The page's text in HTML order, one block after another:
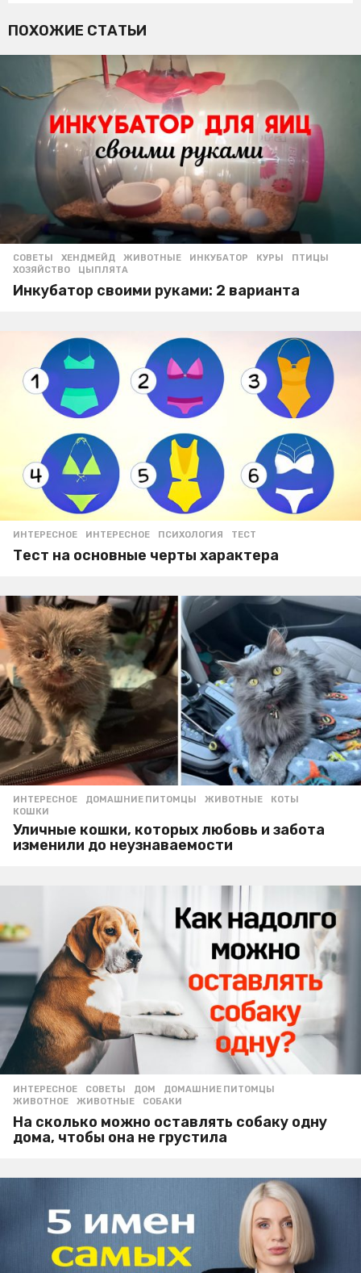
ПОХОЖИЕ СТАТЬИ
СОВЕТЫ ,ХЕНДМЕЙД ЖИВОТНЫЕ ,ИНКУБАТОР ,КУРЫ ,ПТИЦЫ
ХОЗЯЙСТВО
,ЦЫПЛЯТА
Инкубатор своими руками: 2 варианта
ИНТЕРЕСНОЕ ИНТЕРЕСНОЕ ,ПСИХОЛОГИЯ ,ТЕСТ
Тест на основные черты характера
ИНТЕРЕСНОЕ ДОМАШНИЕ ПИТОМЦЫ ,ЖИВОТНЫЕ ,КОТЫ
КОШКИ
Уличные кошки, которых любовь и забота
изменили до неузнаваемости
ИНТЕРЕСНОЕ ,СОВЕТЫ ДОМ ,ДОМАШНИЕ ПИТОМЦЫ
ЖИВОТНОЕ
,ЖИВОТНЫЕ ,СОБАКИ
На сколько можно оставлять собаку одну
дома, чтобы она не грустила